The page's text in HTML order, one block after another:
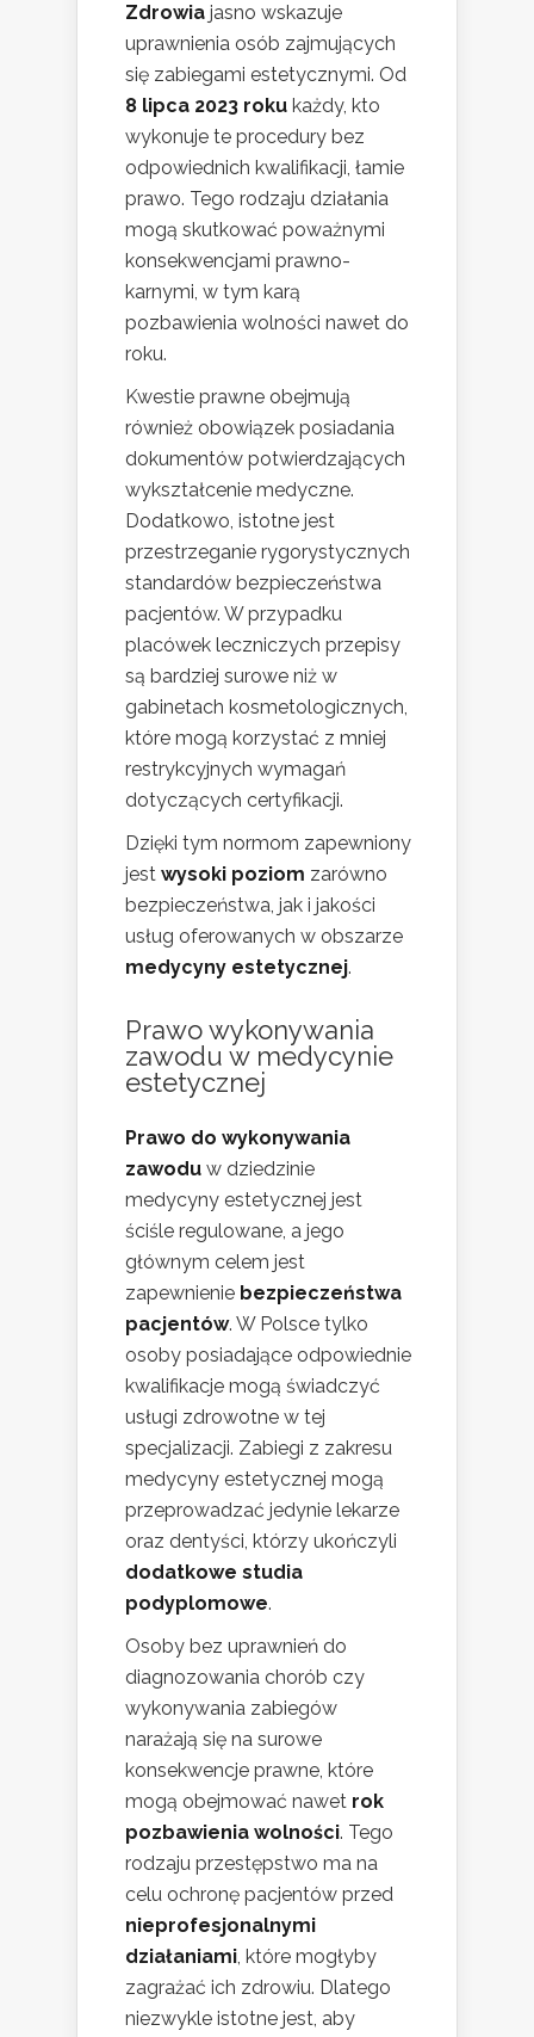
Zdrowia jasno wskazuje
uprawnienia osób zajmujących
się zabiegami estetycznymi. Od
8 lipca 2023 roku każdy, kto
wykonuje te procedury bez
odpowiednich kwalifikacji, łamie
prawo. Tego rodzaju działania
mogą skutkować poważnymi
konsekwencjami prawno-
karnymi, w tym karą
pozbawienia wolności nawet do
roku.
Kwestie prawne obejmują
również obowiązek posiadania
dokumentów potwierdzających
wykształcenie medyczne.
Dodatkowo, istotne jest
przestrzeganie rygorystycznych
standardów bezpieczeństwa
pacjentów. W przypadku
placówek leczniczych przepisy
są bardziej surowe niż w
gabinetach kosmetologicznych,
które mogą korzystać z mniej
restrykcyjnych wymagań
dotyczących certyfikacji.
Dzięki tym normom zapewniony
jest wysoki poziom zarówno
bezpieczeństwa, jak i jakości
usług oferowanych w obszarze
medycyny estetycznej.
Prawo wykonywania
zawodu w medycynie
estetycznej
Prawo do wykonywania
zawodu w dziedzinie
medycyny estetycznej jest
ściśle regulowane, a jego
głównym celem jest
zapewnienie bezpieczeństwa
pacjentów. W Polsce tylko
osoby posiadające odpowiednie
kwalifikacje mogą świadczyć
usługi zdrowotne w tej
specjalizacji. Zabiegi z zakresu
medycyny estetycznej mogą
przeprowadzać jedynie lekarze
oraz dentyści, którzy ukończyli
dodatkowe studia
podyplomowe.
Osoby bez uprawnień do
diagnozowania chorób czy
wykonywania zabiegów
narażają się na surowe
konsekwencje prawne, które
mogą obejmować nawet rok
pozbawienia wolności. Tego
rodzaju przestępstwo ma na
celu ochronę pacjentów przed
nieprofesjonalnymi
działaniami, które mogłyby
zagrażać ich zdrowiu. Dlatego
niezwykle istotne jest, aby